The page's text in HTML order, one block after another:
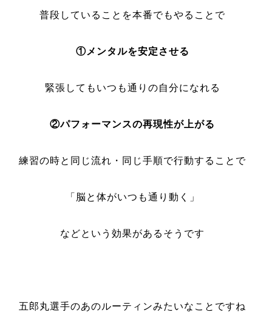
普段していることを本番でもやることで
①メンタルを安定させる
緊張してもいつも通りの自分になれる
②パフォーマンスの再現性が上がる
練習の時と同じ流れ・同じ手順で行動することで
「脳と体がいつも通り動く」
などという効果があるそうです
五郎丸選手のあのルーティンみたいなことですね